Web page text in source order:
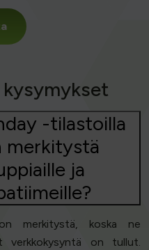
-tilastoilla
merkitystä
ja
merkitystä, koska ne
verkkokysyntä on tullut.